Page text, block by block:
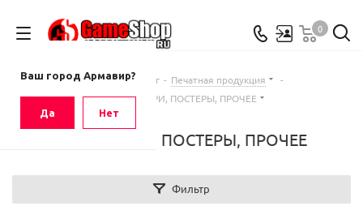
Ваш город Армавир?
Да Нет
0
Главная - Каталог - Печатная продукция
-
КАЛЕНДАРИ, ПОСТЕРЫ, ПРОЧЕЕ
КАЛЕНДАРИ, ПОСТЕРЫ, ПРОЧЕЕ
Фильтр